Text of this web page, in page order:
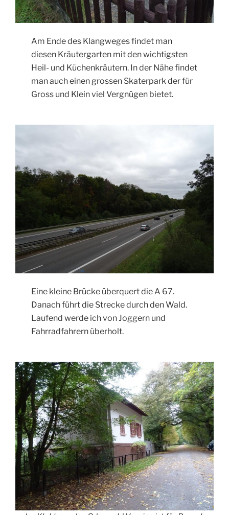
Am Ende des Klangweges findet man
diesen Kräutergarten mit den wichtigsten
Heil- und Küchenkräutern. In der Nähe findet
man auch einen grossen Skaterpark der für
Gross und Klein viel Vergnügen bietet.
Eine kleine Brücke überquert die A 67.
Danach führt die Strecke durch den Wald.
Laufend werde ich von Joggern und
Fahrradfahrern überholt.